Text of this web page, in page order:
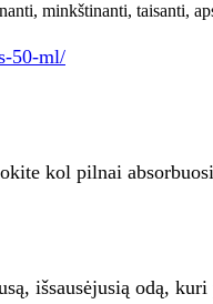
minkštinanti, taisanti,
50-ml/
kol pilnai
išsausėjusią odą,